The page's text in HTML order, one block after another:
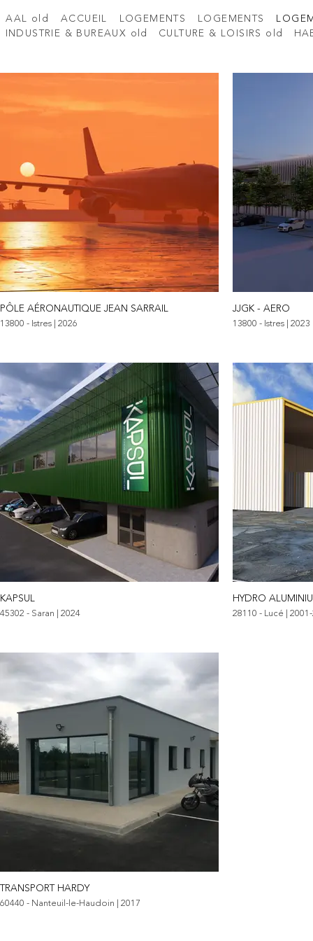
AAL old ACCUEIL LOGEMENTS LOGEMENTS
INDUSTRIE & BUREAUX old
CULTURE & LOISIRS old
PÔLE AÉRONAUTIQUE JEAN SARRAIL
13800 - Istres | 2026
JJGK - AERO
13800 - Istres | 2023
KAPSUL
45302 - Saran | 2024
HYDRO
28110 - Lucé |
TRANSPORT HARDY
60440 - Nanteuil-le-Haudoin | 2017